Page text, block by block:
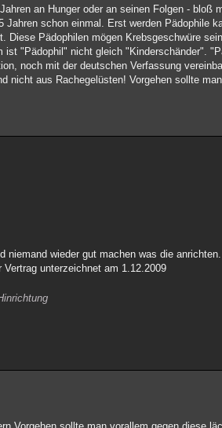
an Hunger oder an seinen Folgen - bloß
schon einmal. Erst werden Pädophile
Diese Pädophilen mögen Krebsgeschwüre
"Pädophil" nicht gleich "Kinderschänder".
noch mit der deutschen Verfassung
nicht aus Rachegelüsten! Vorgehen sollte
wieder gut machen was die anrichten.
unterzeichnet am 1.12.2009